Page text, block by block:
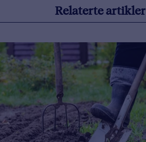
Relaterte artikler